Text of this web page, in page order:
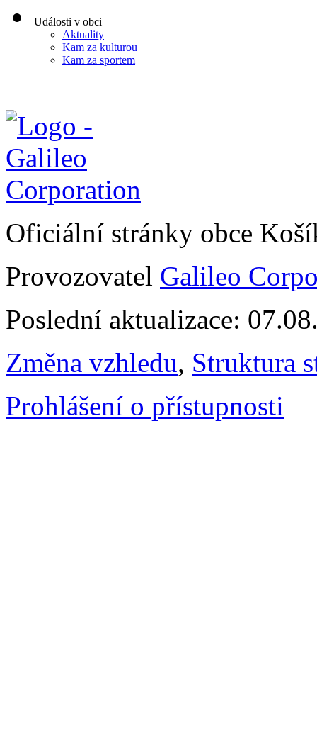
Události v obci
Aktuality
Kam za kulturou
Kam za sportem
Oficiální stránky obce
Provozovatel Galileo
Poslední aktualizace:
Změna vzhledu, Struktura
Prohlášení o přístupnosti